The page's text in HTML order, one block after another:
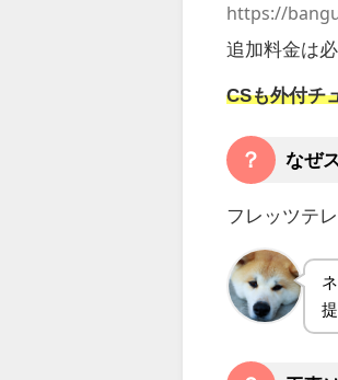
https://
追加料金は
CSも外付チ
？ なぜ
フレッツテ